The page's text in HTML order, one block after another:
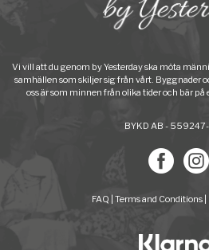
Vi vill att du genom by Yesterday ska möta
samhällen som skiljer sig från vårt. Byggnader
oss är som minnen från olika tider och bär
BYKD AB -
FAQ Terms and Conditions